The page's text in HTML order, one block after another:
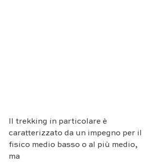
Il trekking in particolare è
caratterizzato da un impegno per il
fisico medio basso o al più medio,
ma